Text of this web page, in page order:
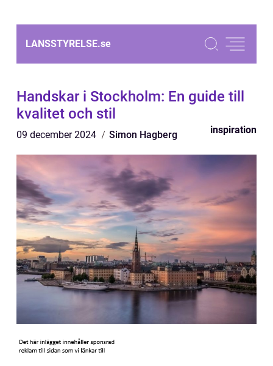
LANSSTYRELSE.se
Handskar i Stockholm: En guide till
kvalitet och stil
09 december 2024 Simon Hagberg inspiration